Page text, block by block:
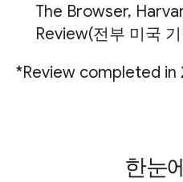
The Browser,
Review(전부 미국
*Review completed in
한눈